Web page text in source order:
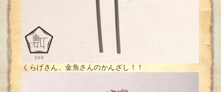
くらげさん、金魚さんのかんざし！！